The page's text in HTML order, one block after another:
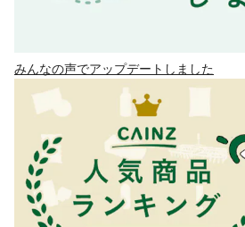
みんなの声でアップデートしました